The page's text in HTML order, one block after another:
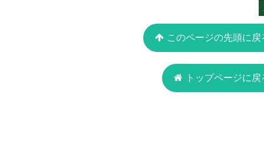
このページの先頭に戻
トップページに戻